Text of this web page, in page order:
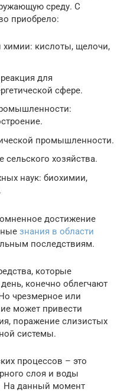
среду. С
приобрело:
кислоты, щелочи,
для
сфере.
промышленности.
хозяйства.
наук: биохимии,
достижение
знания в области
последствиям.
которые
конечно облегчают
чрезмерное или
может привести
поражение слизистых
системы.
процессов – это
слоя и воды
данный момент